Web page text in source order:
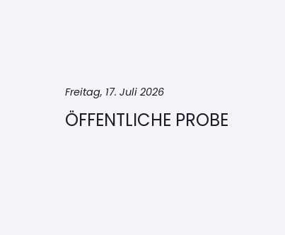
Freitag, 17. Juli 2026
ÖFFENTLICHE PROBE